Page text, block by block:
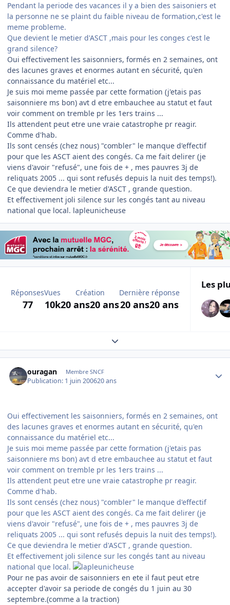
Pendant la periode des vacances il y a bien des saisoniers et
la personne ne se plaint du faible niveau de formation,c'est le
meme probleme.
Que devient le metier d'ASCT ,mais pour les conges c'est le
grand silence?
Oui effectivement les saisonniers, formés en 2 semaines, ont
des lacunes graves et enormes autant en sécurité, qu'en
connaissance du matériel etc...
Je suis moi meme passée par cette formation (j'etais pas
saisonniere ms bon) avt d etre embauchee au statut et faut
voir comment on tremble pr les 1ers trains ...
Ils attendent peut etre une vraie catastrophe pr reagir.
Comme d'hab.
Ils sont censés (chez nous) "combler" le manque d'effectif
pour que les ASCT aient des congés. Ca me fait delirer (je
viens d'avoir "refusé", une fois de + , mes pauvres 3j de
reliquats 2005 ... qui sont refusés depuis la nuit des temps!).
Ce que deviendra le metier d'ASCT , grande question.
Et effectivement joli silence sur les congés tant au niveau
national que local. lapleunicheuse
Réponses
77
Vues
10k
Création
20 ans20 ans
Dernière réponse
20 ans20 ans
Les
Expand topic overview
ouragan Membre SNCF
Publication: 1 juin 200620 ans
Oui effectivement les saisonniers, formés en 2 semaines, ont
des lacunes graves et enormes autant en sécurité, qu'en
connaissance du matériel etc...
Je suis moi meme passée par cette formation (j'etais pas
saisonniere ms bon) avt d etre embauchee au statut et faut
voir comment on tremble pr les 1ers trains ...
Ils attendent peut etre une vraie catastrophe pr reagir.
Comme d'hab.
Ils sont censés (chez nous) "combler" le manque d'effectif
pour que les ASCT aient des congés. Ca me fait delirer (je
viens d'avoir "refusé", une fois de + , mes pauvres 3j de
reliquats 2005 ... qui sont refusés depuis la nuit des temps!).
Ce que deviendra le metier d'ASCT , grande question.
Et effectivement joli silence sur les congés tant au niveau
national que local.
Pour ne pas avoir de saisonniers en ete il faut peut etre
accepter d'avoir sa periode de congés du 1 juin au 30
septembre.(comme a la traction)